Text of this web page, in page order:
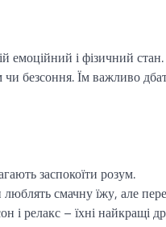
емоційний і фізичний
безсоння. Їм важливо
заспокоїти розум.
люблять смачну їжу, але
і релакс – їхні найкращі